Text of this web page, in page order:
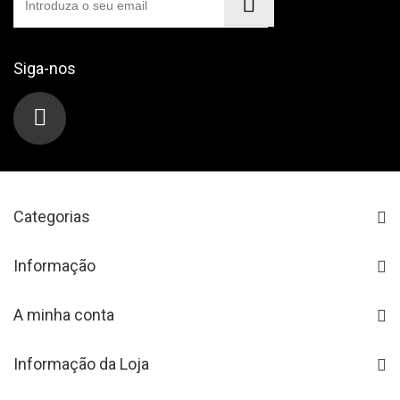
Siga-nos
Categorias
Informação
A minha conta
Informação da Loja